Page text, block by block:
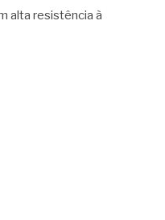
alta resistência à